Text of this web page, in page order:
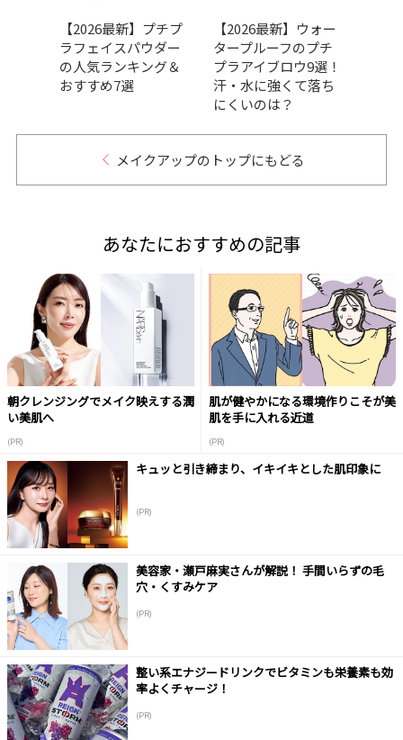
【2026最新】プチプ
ラフェイスパウダー
の人気ランキング＆
おすすめ7選
【2026最新】ウォー
タープルーフのプチ
プラアイブロウ9選！
汗・水に強くて落ち
にくいのは？
メイクアップのトップにもどる
あなたにおすすめの記事
朝クレンジングでメイク映えする潤
い美肌へ
(PR)
肌が健やかになる環境作りこそが美
肌を手に入れる近道
(PR)
キュッと引き締まり、イキイキとした肌印象に
(PR)
美容家・瀬戸麻実さんが解説！ 手間いらずの毛
穴・くすみケア
(PR)
整い系エナジードリンクでビタミンも栄養素も効
率よくチャージ！
(PR)